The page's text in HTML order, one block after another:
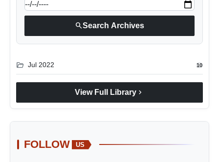
searchSearch Archives
folder_open Jul 2022 10
View Full Library chevron_right
FOLLOW US